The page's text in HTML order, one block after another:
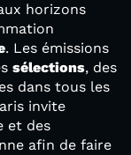
horizons
. Les émissions
sélections, des
dans tous les
invite
et des
afin de faire